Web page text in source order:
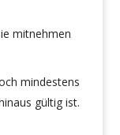
mitnehmen
mindestens
gültig ist.